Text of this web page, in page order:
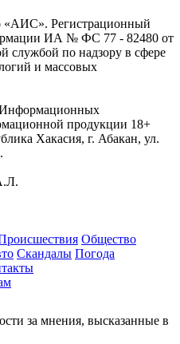
Регистрационный
ИА № ФС 77 - 82480 от
службой по надзору в сфере
и массовых
продукции 18+
Хакасия, г. Абакан, ул.
Общество
Скандалы Погода
за мнения, высказанные в